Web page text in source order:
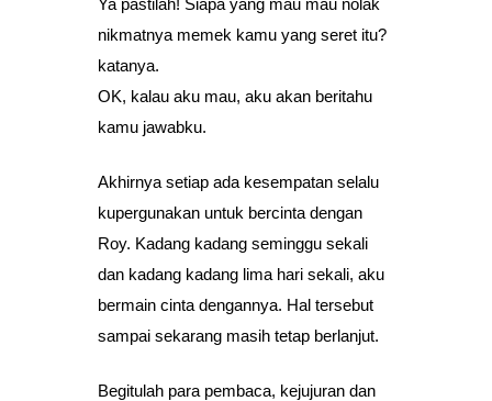
Ya pastilah! Siapa yang mau mau nolak
nikmatnya memek kamu yang seret itu?
katanya.
OK, kalau aku mau, aku akan beritahu
kamu jawabku.
Akhirnya setiap ada kesempatan selalu
kupergunakan untuk bercinta dengan
Roy. Kadang kadang seminggu sekali
dan kadang kadang lima hari sekali, aku
bermain cinta dengannya. Hal tersebut
sampai sekarang masih tetap berlanjut.
Begitulah para pembaca, kejujuran dan